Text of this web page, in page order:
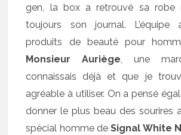
gen, la box a retrouvé sa robe
toujours son journal.
produits de beauté pour
Monsieur Auriège, une
connaissais déjà et que je
agréable à utiliser. On a pensé
donner le plus beau des sourires
spécial homme deSignal White